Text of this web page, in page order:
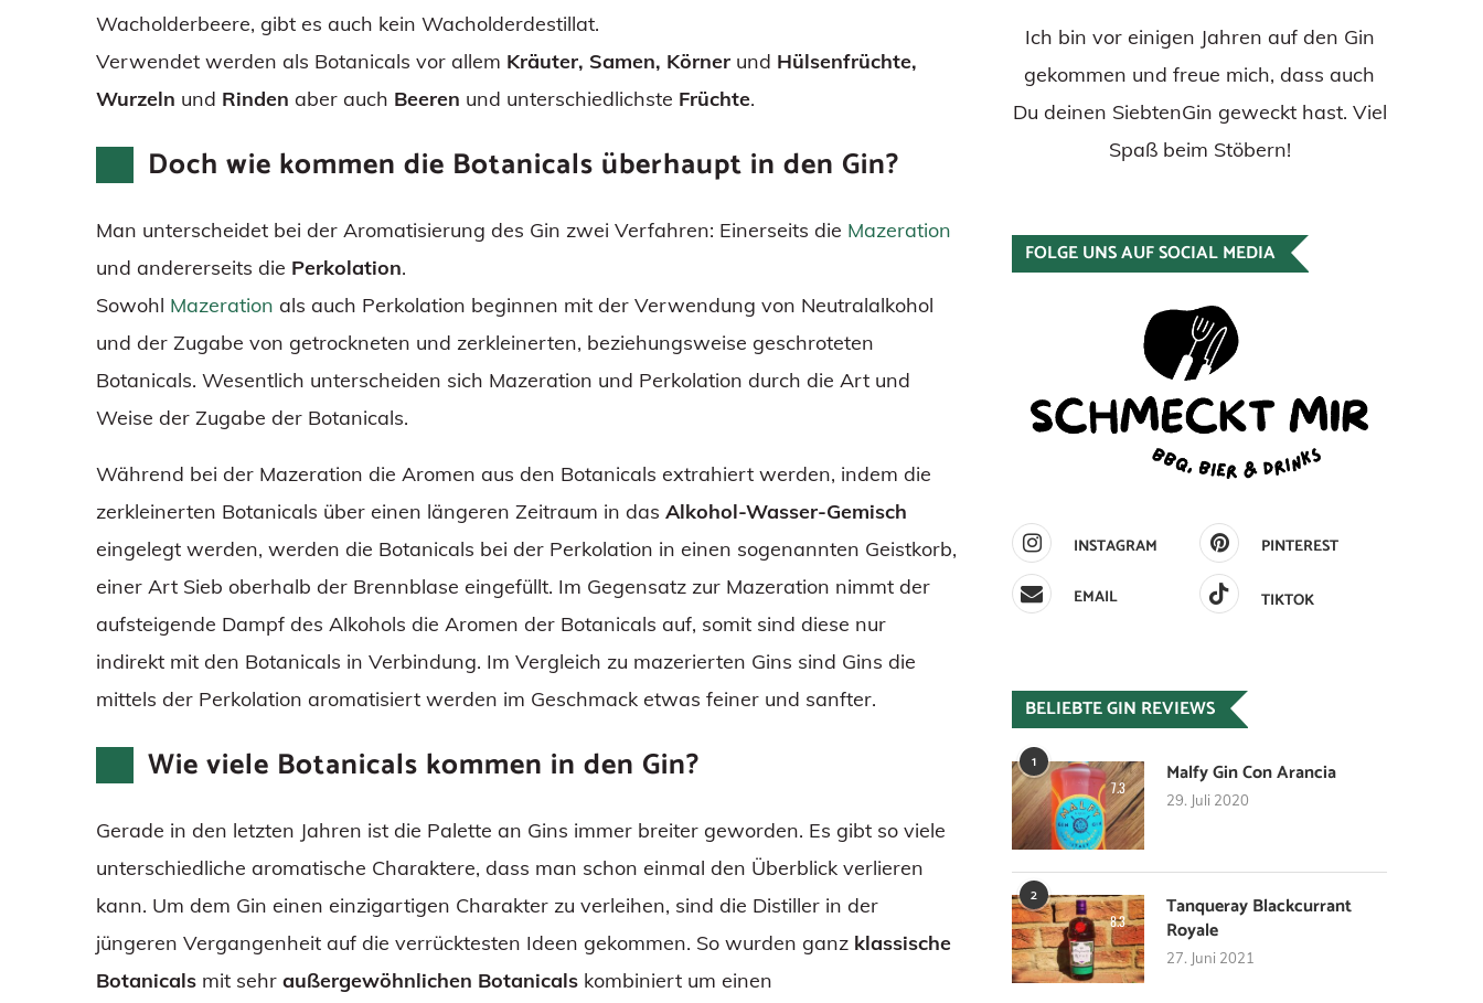
Wacholderbeere, gibt es auch kein Wacholderdestillat.
Verwendet werden als Botanicals vor allem Kräuter, Samen, Körner und Hülsenfrüchte,
Wurzeln und Rinden aber auch Beeren und unterschiedlichste Früchte.
Doch wie kommen die Botanicals überhaupt in den Gin?
Man unterscheidet bei der Aromatisierung des Gin zwei Verfahren: Einerseits die Mazeration
und andererseits die Perkolation.
Sowohl Mazeration als auch Perkolation beginnen mit der Verwendung von Neutralalkohol
und der Zugabe von getrockneten und zerkleinerten, beziehungsweise geschroteten
Botanicals. Wesentlich unterscheiden sich Mazeration und Perkolation durch die Art und
Weise der Zugabe der Botanicals.
Während bei der Mazeration die Aromen aus den Botanicals extrahiert werden, indem die
zerkleinerten Botanicals über einen längeren Zeitraum in das Alkohol-Wasser-Gemisch
eingelegt werden, werden die Botanicals bei der Perkolation in einen sogenannten Geistkorb,
einer Art Sieb oberhalb der Brennblase eingefüllt. Im Gegensatz zur Mazeration nimmt der
aufsteigende Dampf des Alkohols die Aromen der Botanicals auf, somit sind diese nur
indirekt mit den Botanicals in Verbindung. Im Vergleich zu mazerierten Gins sind Gins die
mittels der Perkolation aromatisiert werden im Geschmack etwas feiner und sanfter.
Wie viele Botanicals kommen in den Gin?
Gerade in den letzten Jahren ist die Palette an Gins immer breiter geworden. Es gibt so viele
unterschiedliche aromatische Charaktere, dass man schon einmal den Überblick verlieren
kann. Um dem Gin einen einzigartigen Charakter zu verleihen, sind die Distiller in der
jüngeren Vergangenheit auf die verrücktesten Ideen gekommen. So wurden ganz klassische
Botanicals mit sehr außergewöhnlichen Botanicals kombiniert um einen
Ich bin vor einigen Jahren auf den Gin
gekommen und freue mich, dass auch
Du deinen SiebtenGin geweckt hast. Viel
Spaß beim Stöbern!
FOLGE UNS AUF SOCIAL MEDIA
INSTAGRAM
PINTEREST
EMAIL
TIKTOK
BELIEBTE GIN REVIEWS
1
7.3 Malfy Gin Con Arancia
29. Juli 2020
2
8.3
Tanqueray Blackcurrant
Royale
27. Juni 2021